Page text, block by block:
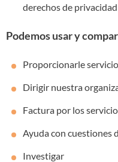
derechos de privacidad
Podemos usar y
Proporcionarle
Dirigir nuestra
Factura por los
Ayuda con cuestiones
Investigar